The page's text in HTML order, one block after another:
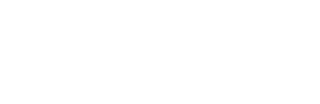
famosas de Malta y los